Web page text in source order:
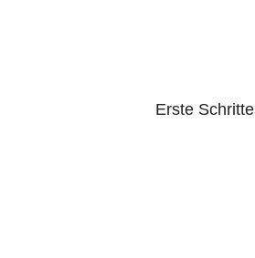
Erste Schritte